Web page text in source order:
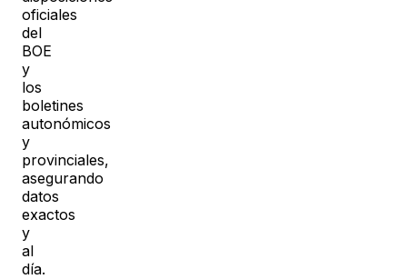
oficiales
del
BOE
y
los
boletines
autonómicos
y
provinciales,
asegurando
datos
exactos
y
al
día.